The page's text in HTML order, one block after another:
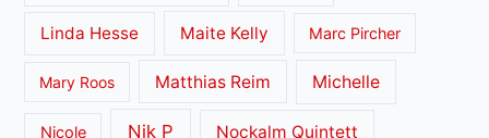
Linda Hesse Maite Kelly Marc Pircher
Mary Roos Matthias Reim Michelle
Nicole Nik P Nockalm Quintett